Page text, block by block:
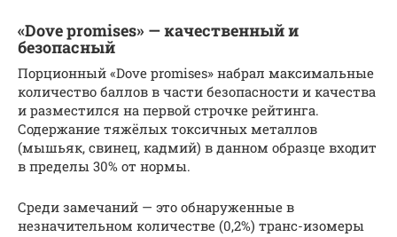
«Dove promises» — качественный и
безопасный
Порционный «Dove promises» набрал максимальные
количество баллов в части безопасности и качества
и разместился на первой строчке рейтинга.
Содержание тяжёлых токсичных металлов
(мышьяк, свинец, кадмий) в данном образце входит
в пределы 30% от нормы.
Среди замечаний — это обнаруженные в
незначительном количестве (0,2%) транс-изомеры